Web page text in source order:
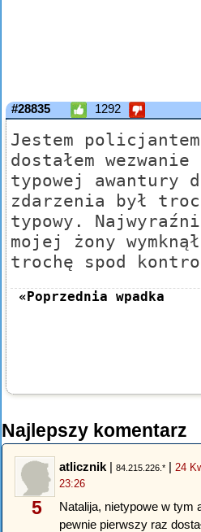
#28835 1292
Jestem
dostałem wezwanie
typowej awantury
zdarzenia był
typowy.
mojej żony
trochę spod
«Poprzednia wpadka
Najlepszy komentarz
5
atlicznik | 84.215.226.* | 24
23:26
Natalija, nietypowe w tym
pewnie pierwszy raz